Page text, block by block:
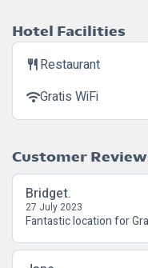
Hotel Facilities
restaurantRestaurant
wifiGratis WiFi
Customer
Bridget.
27 July 2023
Fantastic location for